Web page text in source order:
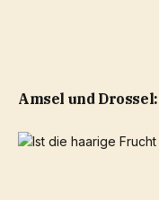
Amsel und